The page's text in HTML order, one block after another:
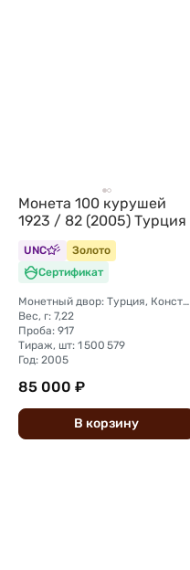
Монета 100 курушей
1923 / 82 (2005) Турция
UNC
Золото
Сертификат
Монетный двор: Турция, Константинополь
Вес, г: 7,22
Проба: 917
Тираж, шт: 1 500 579
Год: 2005
85 000 ₽
В корзину